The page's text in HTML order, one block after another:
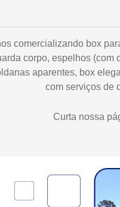
comercializando box
corpo, espelhos
aparentes, box
com serviços de
Curta nossa